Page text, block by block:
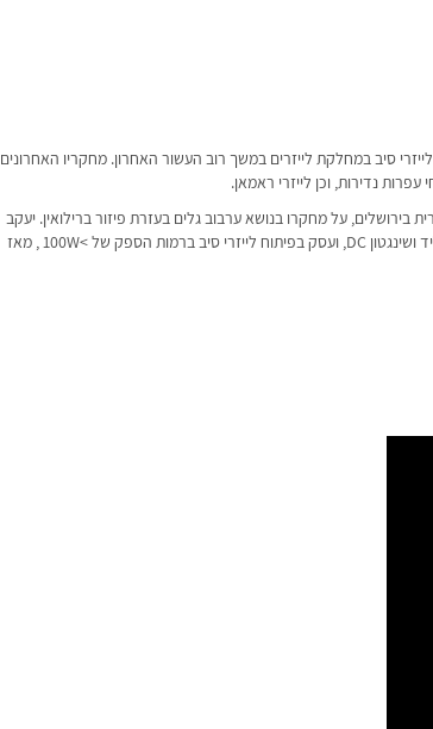
סיב במחלקת לייזרים במשך רוב העשור האחרון. מחקריו האחרונים
נדירות, וכן לייזרי ראמאן.
ב 1995 מהאוניברסיטה העברית בירושלים, על מחקרו בנושא ערבוב גלים בעזרת פיזור ברילואין. יעקב
בילה שנת שבתון (2016) במעבדות המחקר של צבא ארה”ב (ARL) ליד ושינגטון DC, ועסק בפיתוח לייזרי סיב ברמות הספק של >100W , מאז